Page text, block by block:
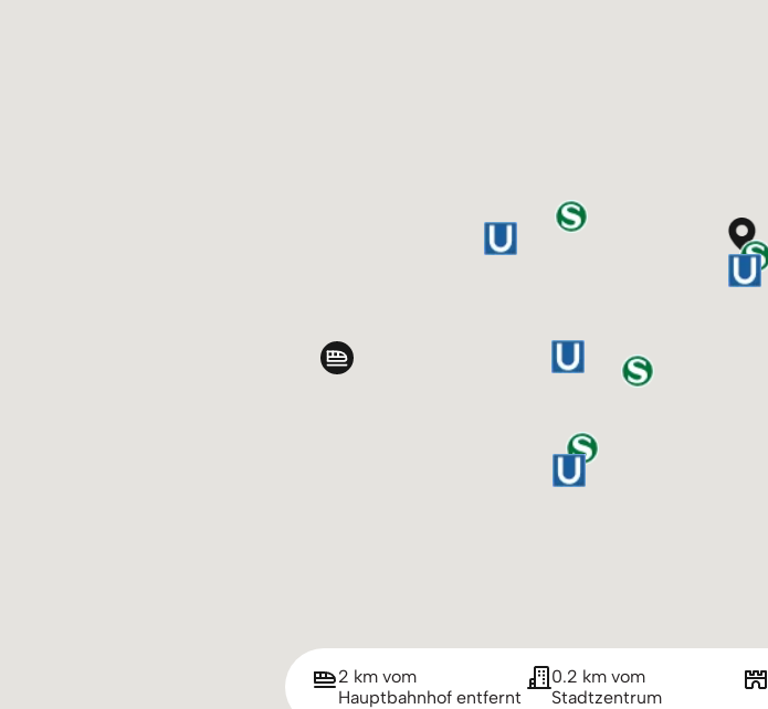
2 km vom
Hauptbahnhof entfernt
0.2 km vom
Stadtzentrum